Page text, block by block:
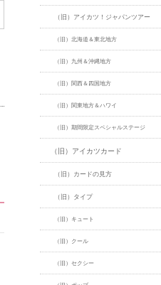
（旧）アイカツ！ジャパンツアー
（旧）北海道＆東北地方
（旧）九州＆沖縄地方
（旧）関西＆四国地方
（旧）関東地方＆ハワイ
（旧）期間限定スペシャルステージ
（旧）アイカツカード
（旧）カードの見方
（旧）タイプ
（旧）キュート
（旧）クール
（旧）セクシー